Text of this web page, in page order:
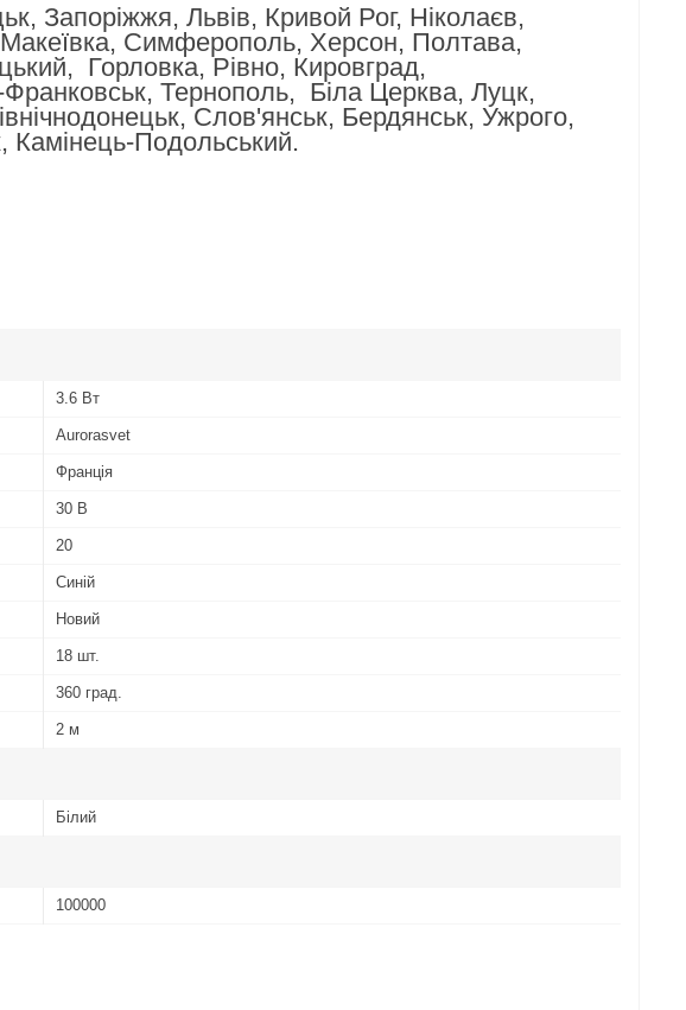
Запоріжжя, Львів, Кривой Рог, Ніколаєв,
Симферополь, Херсон, Полтава,
Горловка, Рівно, Кировград,
Тернополь, Біла Церква, Луцк,
Слов'янськ, Бердянськ, Ужрого,
Камінець-Подольський.
3.6 Вт
Аurorasvet
Франція
30 В
20
Синій
Новий
18 шт.
360 град.
2 м
Білий
100000